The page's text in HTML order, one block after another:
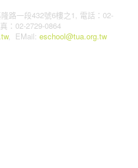
路一段432號6樓之1, 電話：02-
：02-2729-0864
, EMail: eschool@tua.org.tw